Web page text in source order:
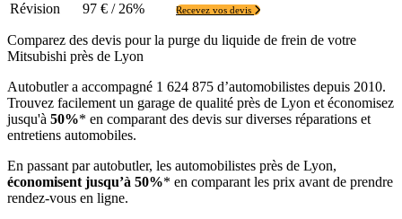
Révision
97 € / 26% Recevez vos devis
Comparez des devis pour la purge du liquide de frein de votre
Mitsubishi près de Lyon
Autobutler a accompagné 1 624 875 d’automobilistes depuis 2010.
Trouvez facilement un garage de qualité près de Lyon et économisez
jusqu'à 50%* en comparant des devis sur diverses réparations et
entretiens automobiles.
En passant par autobutler, les automobilistes près de Lyon,
économisent jusqu’à 50%* en comparant les prix avant de prendre
rendez-vous en ligne.